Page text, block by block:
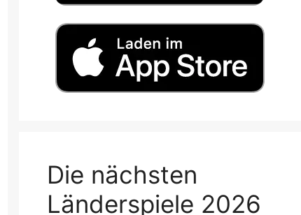
Die nächsten
Länderspiele 2026